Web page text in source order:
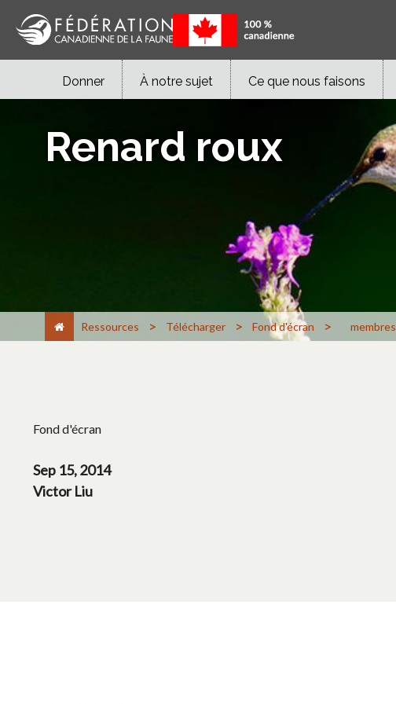
Donner À notre sujet Ce que nous faisons
Renard roux
Ressources > Télécharger > Fond d'écran > membres
Fond d'écran
Sep 15, 2014
Victor Liu